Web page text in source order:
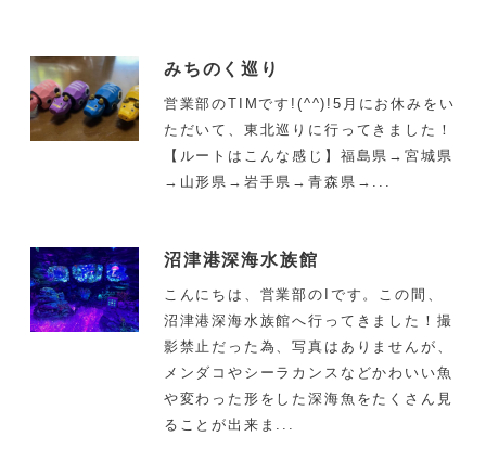
みちのく巡り
営業部のTIMです!(^^)!5月にお休みをい
ただいて、東北巡りに行ってきました！
【ルートはこんな感じ】福島県→宮城県
→山形県→岩手県→青森県→...
沼津港深海水族館
こんにちは、営業部のIです。この間、
沼津港深海水族館へ行ってきました！撮
影禁止だった為、写真はありませんが、
メンダコやシーラカンスなどかわいい魚
や変わった形をした深海魚をたくさん見
ることが出来ま...